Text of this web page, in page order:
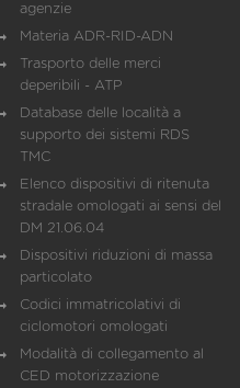
agenzie
Materia ADR-RID-ADN
Trasporto delle merci
deperibili - ATP
Database delle località a
supporto dei sistemi RDS
TMC
Elenco dispositivi di ritenuta
stradale omologati ai sensi del
DM 21.06.04
Dispositivi riduzioni di massa
particolato
Codici immatricolativi di
ciclomotori omologati
Modalità di collegamento al
CED motorizzazione